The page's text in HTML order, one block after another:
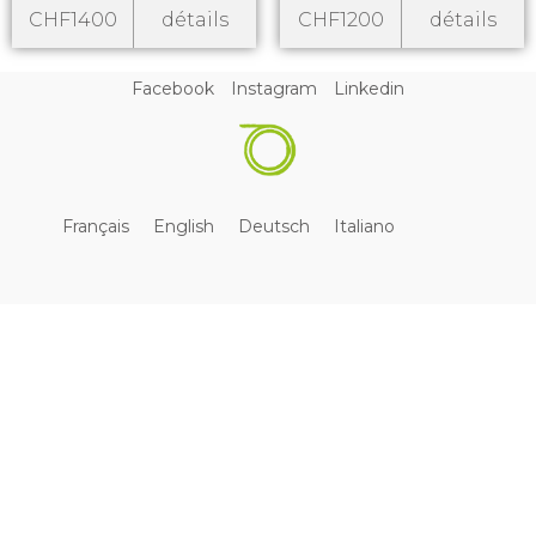
CHF1400 détails CHF1200 détails
Français English Deutsch Italiano
Facebook Instagram Linkedin